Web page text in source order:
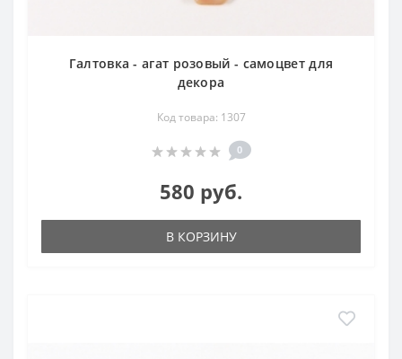
Галтовка - агат розовый - самоцвет для
декора
Код товара: 1307
0
580 руб.
В КОРЗИНУ